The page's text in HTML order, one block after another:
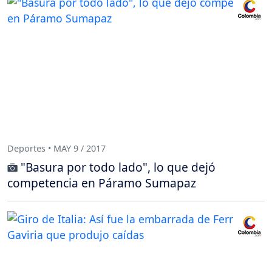
Deportes • MAY 9 / 2017
"Basura por todo lado", lo que dejó
competencia en Páramo Sumapaz